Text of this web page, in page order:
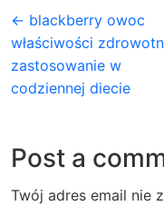
← blackberry owoc
właściwości
zastosowanie w
codziennej diecie
Post a
Twój adres email nie